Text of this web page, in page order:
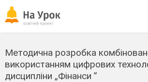
Методична розробка
використанням цифрових
дисципліни „Фінанси ”